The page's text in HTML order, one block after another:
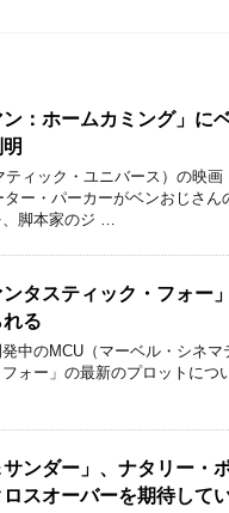
：ホームカミング」に
ィック・ユニバース）の映
ー・パーカーがベンおじさ
脚本家のジ …
タスティック・フォー
る
中のMCU（マーベル・シネ
ォー」の最新のプロットにつ
ンダー」、ナタリー・
スオーバーを期待して